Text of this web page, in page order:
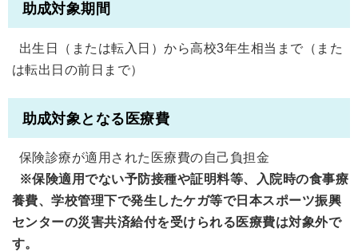
助成対象期間
出生日（または転入日）から高校3年生相当まで（また
は転出日の前日まで）
助成対象となる医療費
保険診療が適用された医療費の自己負担金
※保険適用でない予防接種や証明料等、入院時の食事療
養費、学校管理下で発生したケガ等で日本スポーツ振興
センターの災害共済給付を受けられる医療費は対象外で
す。